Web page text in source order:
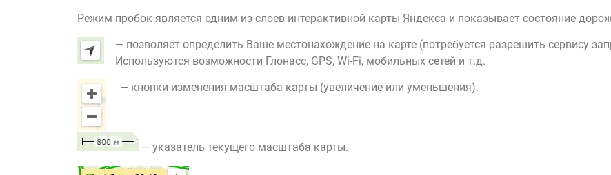
Режим пробок является одним из слоев интерактивной карты Яндекса и показывает состояние
— позволяет определить Ваше местонахождение на карте (потребуется разрешить сервису
Используются возможности Глонасс, GPS, Wi-Fi, мобильных сетей и т.д.
— кнопки изменения масштаба карты (увеличение или уменьшения).
— указатель текущего масштаба карты.